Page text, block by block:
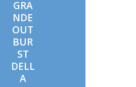
GRA
NDE
OUT
BUR
ST
DELL
A